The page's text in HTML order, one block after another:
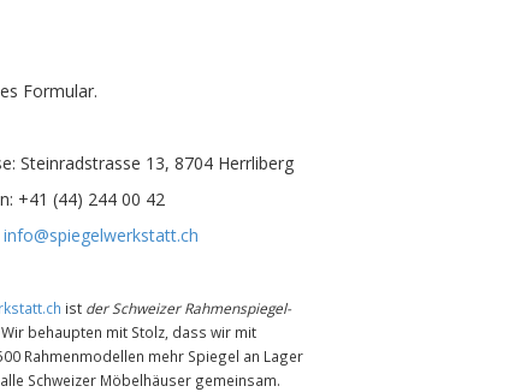
Formular.
Steinradstrasse 13, 8704 Herrliberg
+41 (44) 244 00 42
info@spiegelwerkstatt.ch
ist der Schweizer Rahmenspiegel-
Wir behaupten mit Stolz, dass wir mit
Rahmenmodellen mehr Spiegel an Lager
Schweizer Möbelhäuser gemeinsam.